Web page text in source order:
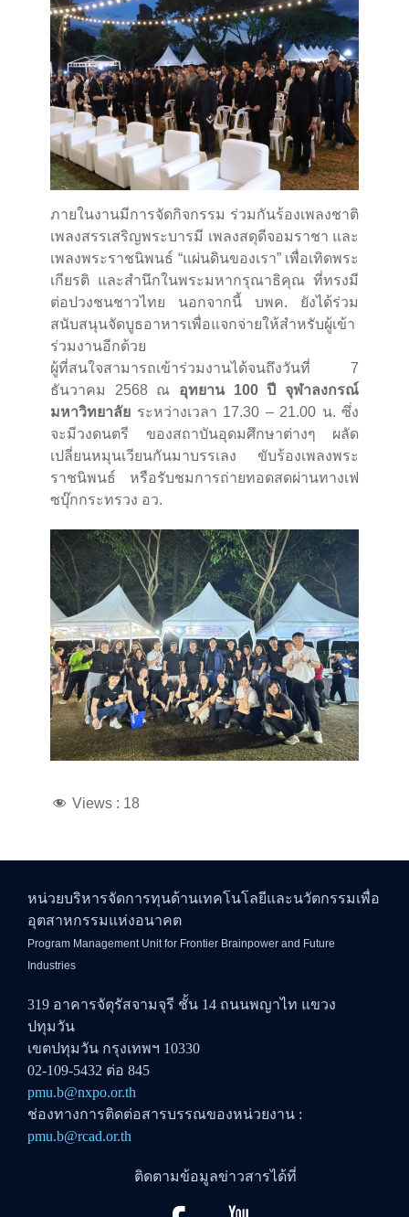
ภายในงานมีการจัดกิจกรรม ร่วมกันร้องเพลงชาติ
เพลงสรรเสริญพระบารมี เพลงสดุดีจอมราชา และ
เพลงพระราชนิพนธ์ “แผ่นดินของเรา” เพื่อเทิดพระ
เกียรติ และสำนึกในพระมหากรุณาธิคุณ ที่ทรงมี
ต่อปวงชนชาวไทย นอกจากนี้ บพค. ยังได้ร่วม
สนับสนุนจัดบูธอาหารเพื่อแจกจ่ายให้สำหรับผู้เข้า
ร่วมงานอีกด้วย
ผู้ที่สนใจสามารถเข้าร่วมงานได้จนถึงวันที่ 7
ธันวาคม 2568 ณ อุทยาน 100 ปี จุฬาลงกรณ์
มหาวิทยาลัย ระหว่างเวลา 17.30 – 21.00 น. ซึ่ง
จะมีวงดนตรี ของสถาบันอุดมศึกษาต่างๆ ผลัด
เปลี่ยนหมุนเวียนกันมาบรรเลง ขับร้องเพลงพระ
ราชนิพนธ์ หรือรับชมการถ่ายทอดสดผ่านทางเฟ
ซบุ๊กกระทรวง อว.
Views : 18
หน่วยบริหารจัดการทุนด้านเทคโนโลยีและนวัตกรรมเพื่อ
อุตสาหกรรมแห่งอนาคต
Program Management Unit for Frontier Brainpower and Future
Industries
319 อาคารจัตุรัสจามจุรี ชั้น 14 ถนนพญาไท แขวง
ปทุมวัน
เขตปทุมวัน กรุงเทพฯ 10330
02-109-5432 ต่อ 845
pmu.b@nxpo.or.th
ช่องทางการติดต่อสารบรรณของหน่วยงาน :
pmu.b@rcad.or.th
ติดตามข้อมูลข่าวสารได้ที่